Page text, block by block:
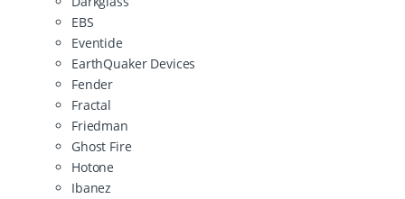
EBS
Eventide
EarthQuaker Devices
Fender
Fractal
Friedman
Ghost Fire
Hotone
Ibanez